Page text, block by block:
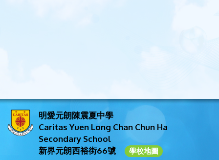
明愛元朗陳震夏中學
Caritas Yuen Long Chan Chun Ha
Secondary School
新界元朗西裕街66號
學校地圖